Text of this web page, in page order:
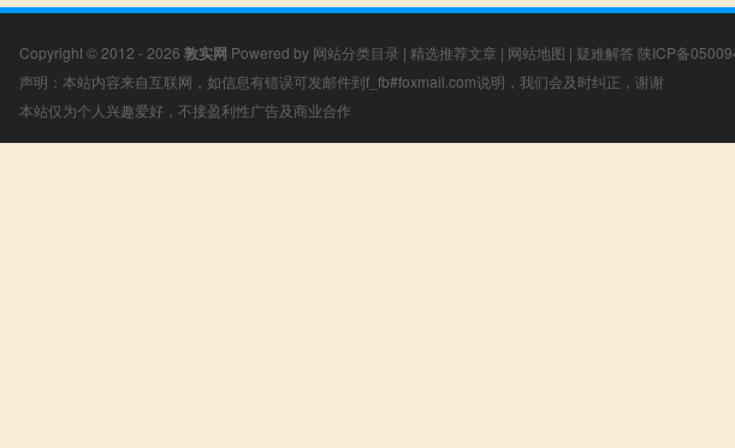
Copyright © 2012 - 2026 敦实网 Powered by 网站分类目录 | 精选推荐文章 | 网站地图 | 疑难解答 陕ICP备
声明：本站内容来自互联网，如信息有错误可发邮件到f_fb#foxmail.com说明，我们会及时纠正，谢谢
本站仅为个人兴趣爱好，不接盈利性广告及商业合作